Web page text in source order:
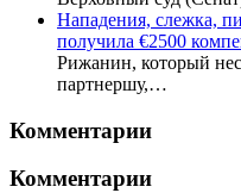
Нападения, слежка,
получила €2500
Рижанин, который
партнершу,…
Комментарии
Комментарии